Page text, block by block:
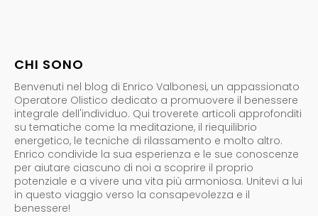
CHI SONO
Benvenuti nel blog di Enrico Valbonesi, un appassionato
Operatore Olistico dedicato a promuovere il benessere
integrale dell'individuo. Qui troverete articoli approfonditi
su tematiche come la meditazione, il riequilibrio
energetico, le tecniche di rilassamento e molto altro.
Enrico condivide la sua esperienza e le sue conoscenze
per aiutare ciascuno di noi a scoprire il proprio
potenziale e a vivere una vita più armoniosa. Unitevi a lui
in questo viaggio verso la consapevolezza e il
benessere!